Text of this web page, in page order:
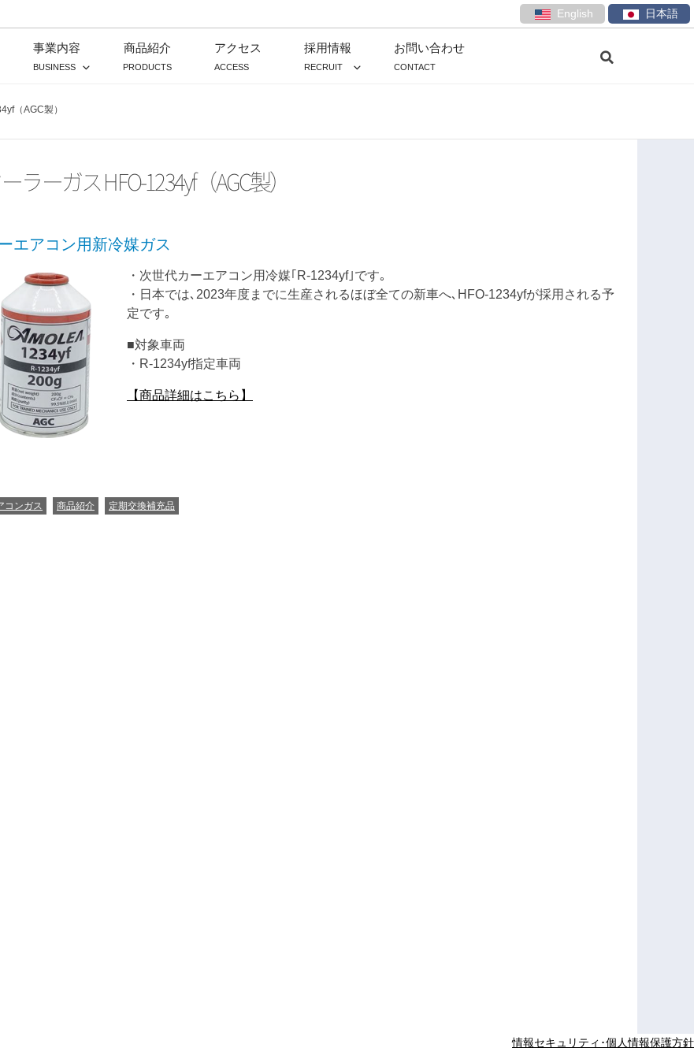
English 日本語
事業内容
BUSINESS
商品紹介
PRODUCTS
アクセス
ACCESS
採用情報
RECRUIT
お問い合わせ
CONTACT
（AGC製）
ラーガス HFO-1234yf（AGC製）
エアコン用新冷媒ガス
・次世代カーエアコン用冷媒｢R-1234yf｣です｡
・日本では､2023年度までに生産されるほぼ全ての新車へ､HFO-1234yfが採用される予
定です｡
■対象車両
・R-1234yf指定車両
【商品詳細はこちら】
コンガス 商品紹介 定期交換補充品
情報セキュリティ･個人情報保護方針